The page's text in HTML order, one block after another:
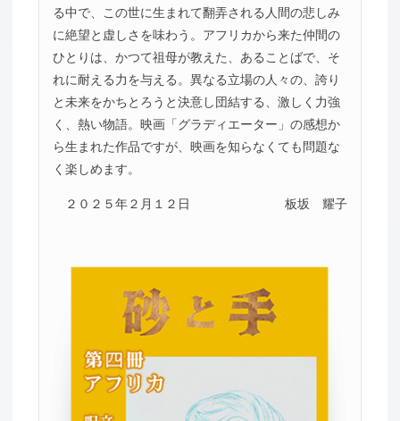
る中で、この世に生まれて翻弄される人間の悲しみ
に絶望と虚しさを味わう。アフリカから来た仲間の
ひとりは、かつて祖母が教えた、あることばで、そ
れに耐える力を与える。異なる立場の人々の、誇り
と未来をかちとろうと決意し団結する、激しく力強
く、熱い物語。映画「グラディエーター」の感想か
ら生まれた作品ですが、映画を知らなくても問題な
く楽しめます。
２０２５年２月１２日 板坂 耀子